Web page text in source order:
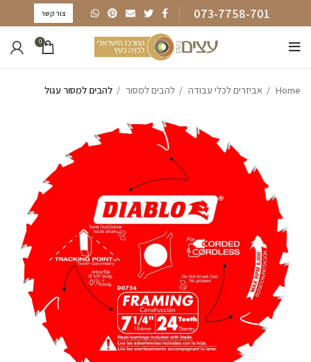
073-7758-701 צור קשר
0
Home אביזרים לכלי עבודה להבים למסור להבים למסור עגול